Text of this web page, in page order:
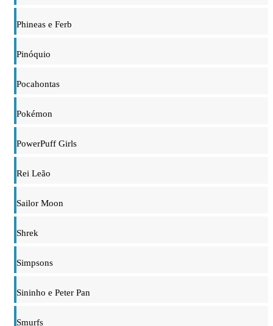
Phineas e Ferb
Pinóquio
Pocahontas
Pokémon
PowerPuff Girls
Rei Leão
Sailor Moon
Shrek
Simpsons
Sininho e Peter Pan
Smurfs